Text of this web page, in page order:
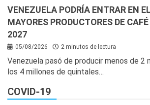
VENEZUELA PODRÍA ENTRAR EN
MAYORES PRODUCTORES DE
2027
05/08/2026 2 minutos de lectura
Venezuela pasó de producir menos de 2
los 4 millones de quintales…
COVID-19